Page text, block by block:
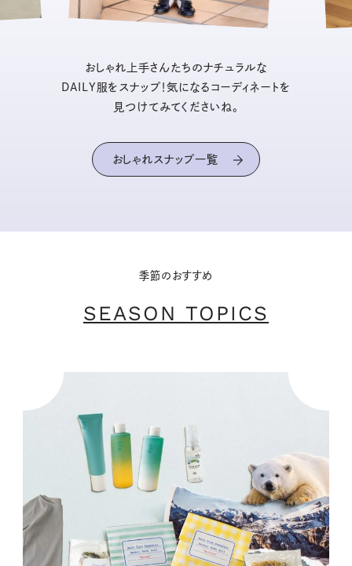
おしゃれ上手さんたちのナチュラルな
DAILY服をスナップ！気になるコーディネートを
見つけてみてくださいね。
おしゃれスナップ一覧
季節のおすすめ
SEASON TOPICS